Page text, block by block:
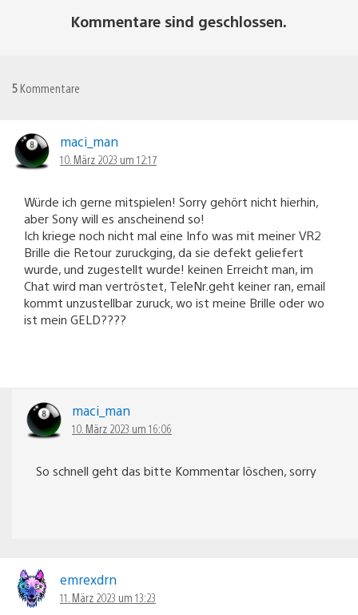
Kommentare sind geschlossen.
5 Kommentare
maci_man
10. März 2023 um 12:17
Würde ich gerne mitspielen! Sorry gehört nicht hierhin,
aber Sony will es anscheinend so!
Ich kriege noch nicht mal eine Info was mit meiner VR2
Brille die Retour zuruckging, da sie defekt geliefert
wurde, und zugestellt wurde! keinen Erreicht man, im
Chat wird man vertröstet, TeleNr.geht keiner ran, email
kommt unzustellbar zuruck, wo ist meine Brille oder wo
ist mein GELD????
maci_man
10. März 2023 um 16:06
So schnell geht das bitte Kommentar löschen, sorry
emrexdrn
11. März 2023 um 13:23